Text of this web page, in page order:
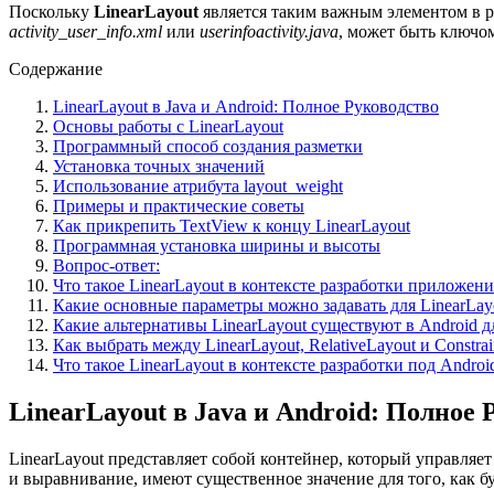
Поскольку LinearLayout является таким важным элементом в
activity_user_info.xml или userinfoactivity.java, может быть
Содержание
LinearLayout в Java и Android: Полное Руководство
Основы работы с LinearLayout
Программный способ создания разметки
Установка точных значений
Использование атрибута layout_weight
Примеры и практические советы
Как прикрепить TextView к концу LinearLayout
Программная установка ширины и высоты
Вопрос-ответ:
Что такое LinearLayout в контексте разработки
Какие основные параметры можно задавать для
Какие альтернативы LinearLayout существуют в Android
Как выбрать между LinearLayout, RelativeLayout и
Что такое LinearLayout в контексте разработки под
LinearLayout в Java и Android: Полное
LinearLayout представляет собой контейнер, который
и выравнивание, имеют существенное значение для того, как